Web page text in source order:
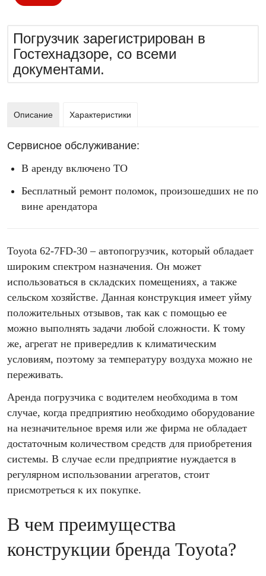
Погрузчик зарегистрирован в
Гостехнадзоре, со всеми
документами.
Описание Характеристики
Сервисное обслуживание:
В аренду включено ТО
Бесплатный ремонт поломок, произошедших не по
вине арендатора
Toyota 62-7FD-30 – автопогрузчик, который обладает
широким спектром назначения. Он может
использоваться в складских помещениях, а также
сельском хозяйстве. Данная конструкция имеет уйму
положительных отзывов, так как с помощью ее
можно выполнять задачи любой сложности. К тому
же, агрегат не привередлив к климатическим
условиям, поэтому за температуру воздуха можно не
переживать.
Аренда погрузчика с водителем необходима в том
случае, когда предприятию необходимо оборудование
на незначительное время или же фирма не обладает
достаточным количеством средств для приобретения
системы. В случае если предприятие нуждается в
регулярном использовании агрегатов, стоит
присмотреться к их покупке.
В чем преимущества
конструкции бренда Toyota?